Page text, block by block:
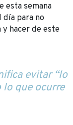
esta semana
para no
hacer de este
evitar “lo
que ocurre